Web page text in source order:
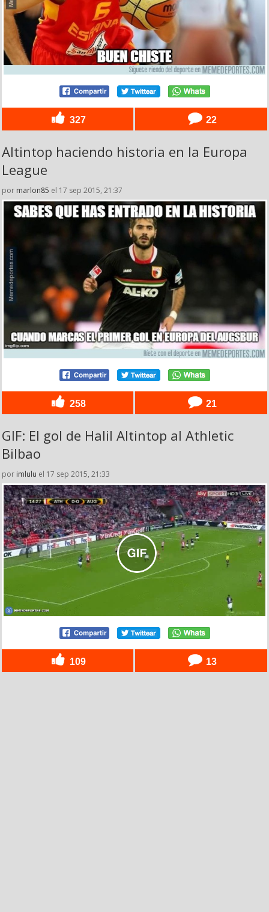
327 22
Altintop haciendo historia en la Europa
League
por marlon85 el 17 sep 2015, 21:37
258 21
GIF: El gol de Halil Altintop al Athletic
Bilbao
por imlulu el 17 sep 2015, 21:33
109 13